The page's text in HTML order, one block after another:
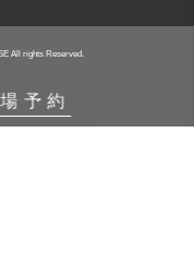
予約
All rights Reserved.